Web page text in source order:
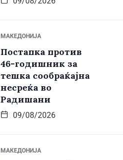
МАКЕДОНИЈА
Постапка против
46-годишник за
тешка сообраќајна
несреќа во
Радишани
09/08/2026
МАКЕДОНИЈА